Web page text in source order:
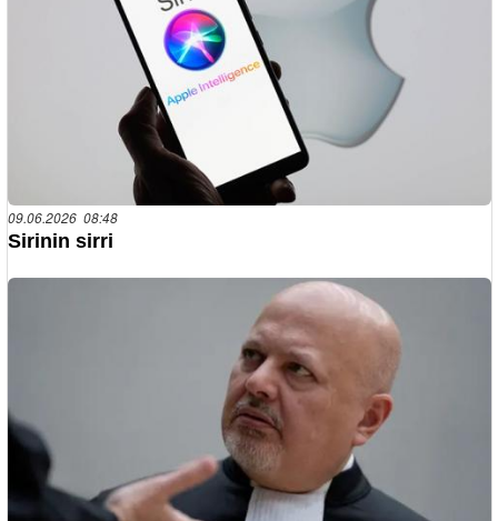
09.06.2026 08:48
Sirinin sirri